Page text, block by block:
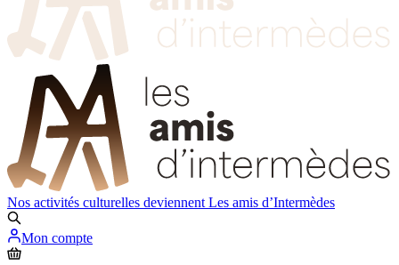
Nos activités culturelles deviennent Les amis d’Intermèdes
Mon compte